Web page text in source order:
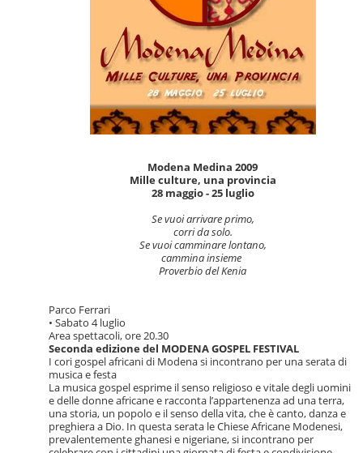
Modena Medina 2009
Mille culture, una provincia
28 maggio - 25 luglio
Se vuoi arrivare primo,
corri da solo.
Se vuoi camminare lontano,
cammina insieme
Proverbio del Kenia
Parco Ferrari
• Sabato 4 luglio
Area spettacoli, ore 20.30
Seconda edizione del MODENA GOSPEL FESTIVAL
I cori gospel africani di Modena si incontrano per una serata di
musica e festa
La musica gospel esprime il senso religioso e vitale degli uomini
e delle donne africane e racconta l’appartenenza ad una terra,
una storia, un popolo e il senso della vita, che è canto, danza e
preghiera a Dio. In questa serata le Chiese Africane Modenesi,
prevalentemente ghanesi e nigeriane, si incontrano per